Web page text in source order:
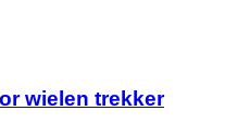
wielen trekker